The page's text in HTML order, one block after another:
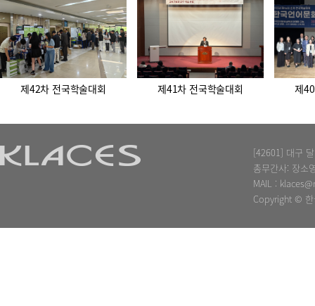
제42차 전국학술대회 제41차 전국학술대회 제
[42601] 대구
총무간사: 장소
MAIL :
Copyright © 한